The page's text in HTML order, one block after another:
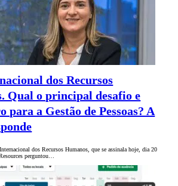
dos Recursos
Qual o principal desafio e
para a Gestão de Pessoas? A
dos Recursos Humanos, que se assinala hoje, dia 20
perguntou…